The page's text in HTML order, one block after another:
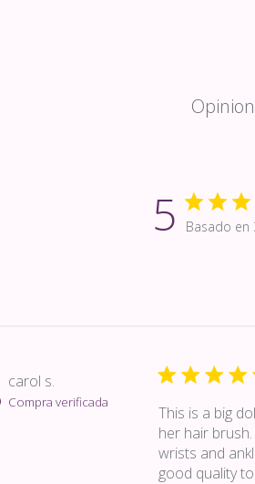
5 Basado en
carol s.
Compra verificada
This is a big
her hair
wrists and
good quality